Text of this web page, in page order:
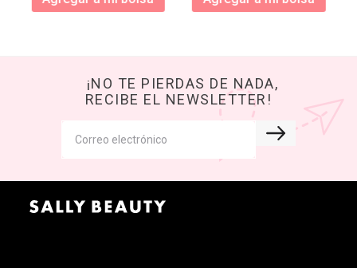
¡NO TE PIERDAS DE NADA,
RECIBE EL NEWSLETTER!